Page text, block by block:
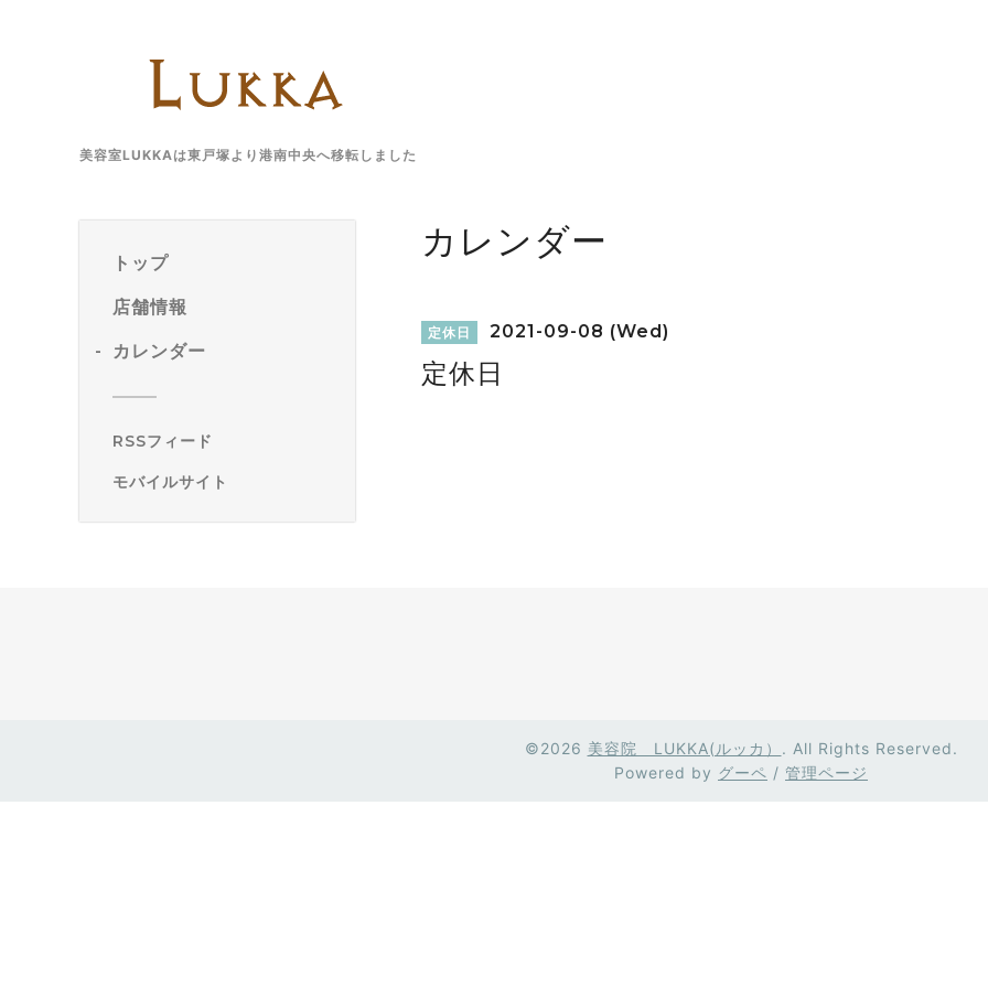
美容室LUKKAは東戸塚より港南中央へ移転しました
トップ
店舗情報
カレンダー
RSSフィード
モバイルサイト
カレンダー
定休日 2021-09-08 (Wed)
定休日
©2026 美容院 LUKKA(ルッカ） . All Rights Reserved.
Powered by グーペ / 管理ページ